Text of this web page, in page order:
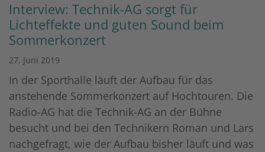
Interview: Technik-AG sorgt für
Lichteffekte und guten Sound beim
Sommerkonzert
27. Juni 2019
In der Sporthalle läuft der Aufbau für das
anstehende Sommerkonzert auf Hochtouren. Die
Radio-AG hat die Technik-AG an der Bühne
besucht und bei den Technikern Roman und Lars
nachgefragt, wie der Aufbau bisher läuft und was